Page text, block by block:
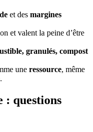
et des margines
et valent la peine d’être
granulés, compost
une ressource, même
: questions